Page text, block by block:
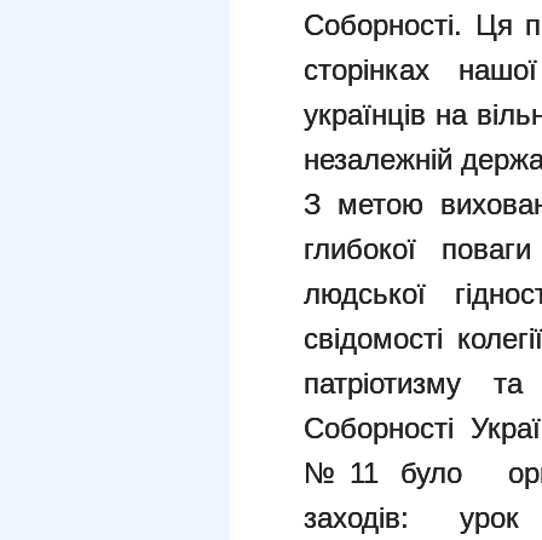
Соборності. Ця
сторінках
українців на
незалежній
З метою
глибокої
людської
свідомості
патріотизму
Соборності
№11 було
заходів: